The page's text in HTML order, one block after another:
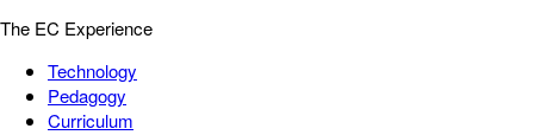
The EC Experience
Technology
Pedagogy
Curriculum